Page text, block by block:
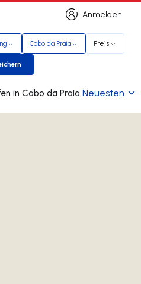
Anmelden
Anmelden
Cabo da Praia Preis
speichern
0 wohnungen gebraucht kaufen in Cabo da Praia Neuesten